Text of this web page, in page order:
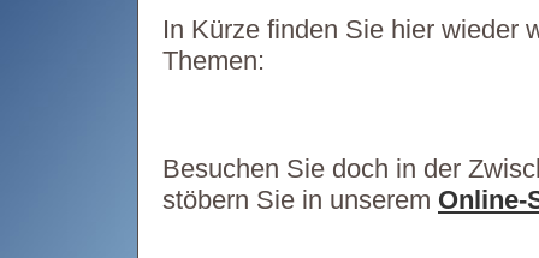
In Kürze finden Sie hier wieder
Themen:
Besuchen Sie doch in der
stöbern Sie in unserem Online-